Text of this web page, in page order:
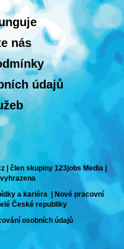
nás
údajů
| člen skupiny 123jobs Media |
a kariéra | Nové pracovní
České republiky
osobních údajů